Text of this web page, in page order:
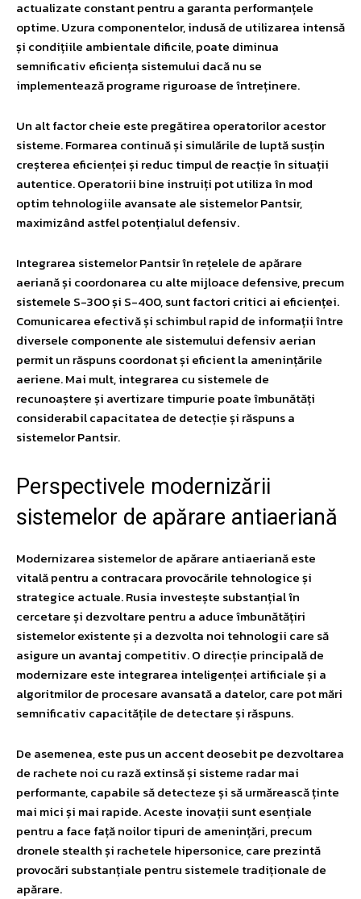
actualizate constant pentru a garanta performanțele
optime. Uzura componentelor, indusă de utilizarea intensă
și condițiile ambientale dificile, poate diminua
semnificativ eficiența sistemului dacă nu se
implementează programe riguroase de întreținere.
Un alt factor cheie este pregătirea operatorilor acestor
sisteme. Formarea continuă și simulările de luptă susțin
creșterea eficienței și reduc timpul de reacție în situații
autentice. Operatorii bine instruiți pot utiliza în mod
optim tehnologiile avansate ale sistemelor Pantsir,
maximizând astfel potențialul defensiv.
Integrarea sistemelor Pantsir în rețelele de apărare
aeriană și coordonarea cu alte mijloace defensive, precum
sistemele S-300 și S-400, sunt factori critici ai eficienței.
Comunicarea efectivă și schimbul rapid de informații între
diversele componente ale sistemului defensiv aerian
permit un răspuns coordonat și eficient la amenințările
aeriene. Mai mult, integrarea cu sistemele de
recunoaștere și avertizare timpurie poate îmbunătăți
considerabil capacitatea de detecție și răspuns a
sistemelor Pantsir.
Perspectivele modernizării
sistemelor de apărare antiaeriană
Modernizarea sistemelor de apărare antiaeriană este
vitală pentru a contracara provocările tehnologice și
strategice actuale. Rusia investește substanțial în
cercetare și dezvoltare pentru a aduce îmbunătățiri
sistemelor existente și a dezvolta noi tehnologii care să
asigure un avantaj competitiv. O direcție principală de
modernizare este integrarea inteligenței artificiale și a
algoritmilor de procesare avansată a datelor, care pot mări
semnificativ capacitățile de detectare și răspuns.
De asemenea, este pus un accent deosebit pe dezvoltarea
de rachete noi cu rază extinsă și sisteme radar mai
performante, capabile să detecteze și să urmărească ținte
mai mici și mai rapide. Aceste inovații sunt esențiale
pentru a face față noilor tipuri de amenințări, precum
dronele stealth și rachetele hipersonice, care prezintă
provocări substanțiale pentru sistemele tradiționale de
apărare.